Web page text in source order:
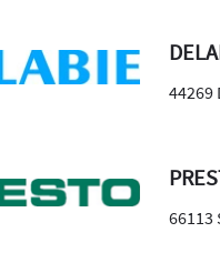
44269
66113